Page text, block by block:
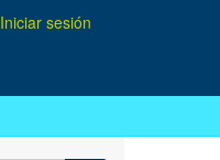
Iniciar sesión